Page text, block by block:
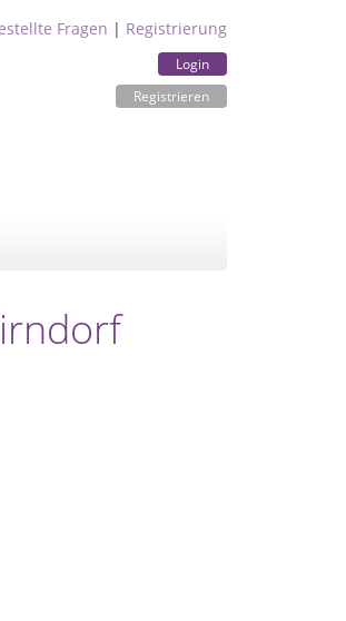
Fragen | Registrierung
Login
Registrieren